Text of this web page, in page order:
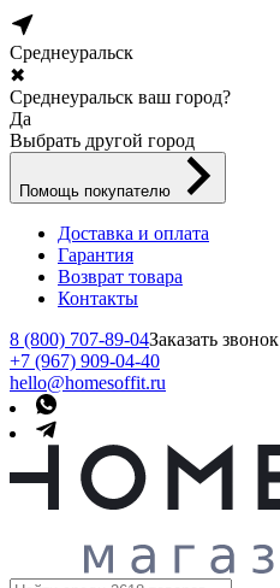
Среднеуральск
✖
Среднеуральск ваш город?
Да
Выбрать другой город
Помощь покупателю
Доставка и оплата
Гарантия
Возврат товара
Контакты
8 (800) 707-89-04Заказать звонок
+7 (967) 909-04-40
hello@homesoffit.ru